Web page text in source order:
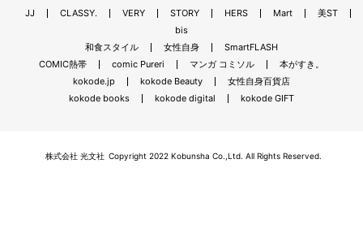
JJ CLASSY. VERY STORY HERS Mart
美ST
bis
和食スタイル
女性自身
SmartFLASH
COMIC熱帯
comic Pureri マンガ コミソル
本がすき。
kokode.jp
kokode Beauty
女性自身百貨店
kokode books
kokode digital kokode GIFT
株式会社 光文社 Copyright 2022 Kobunsha Co.,Ltd. All Rights Reserved.